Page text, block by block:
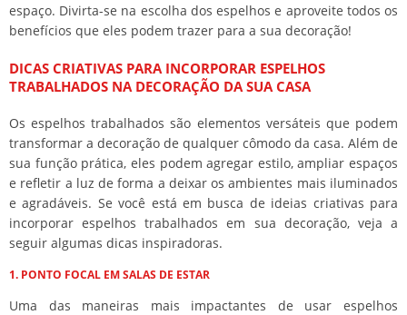
espaço. Divirta-se na escolha dos espelhos e aproveite todos os
benefícios que eles podem trazer para a sua decoração!
DICAS CRIATIVAS PARA INCORPORAR ESPELHOS
TRABALHADOS NA DECORAÇÃO DA SUA CASA
Os espelhos trabalhados são elementos versáteis que podem
transformar a decoração de qualquer cômodo da casa. Além de
sua função prática, eles podem agregar estilo, ampliar espaços
e refletir a luz de forma a deixar os ambientes mais iluminados
e agradáveis. Se você está em busca de ideias criativas para
incorporar espelhos trabalhados em sua decoração, veja a
seguir algumas dicas inspiradoras.
1. PONTO FOCAL EM SALAS DE ESTAR
Uma das maneiras mais impactantes de usar espelhos